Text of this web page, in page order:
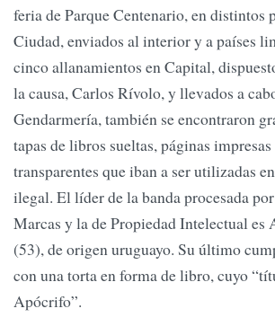
feria de Parque Centenario, en distintos
Ciudad, enviados al interior y a países
cinco allanamientos en Capital,
la causa, Carlos Rívolo, y llevados a
Gendarmería, también se encontraron
tapas de libros sueltas, páginas
transparentes que iban a ser utilizadas
ilegal. El líder de la banda procesada
Marcas y la de Propiedad Intelectual es
(53), de origen uruguayo. Su último
con una torta en forma de libro, cuyo
Apócrifo”.